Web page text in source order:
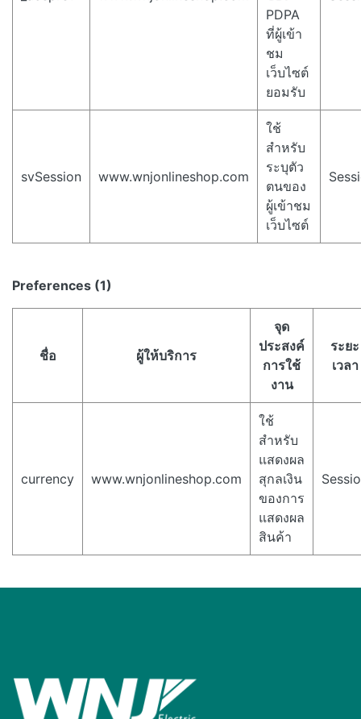
PDPA
ที่ผู้เข้า
ชม
เว็บไซต์
ยอมรับ
svSession www.wnjonlineshop.com
ใช้
สำหรับ
ระบุตัว
ตนของ
ผู้เข้าชม
เว็บไซต์
Preferences (1)
ชื่อ ผู้ให้บริการ
จุด
ประสงค์
การใช้
งาน
ระยะ
เวลา
currency www.wnjonlineshop.com
ใช้
สำหรับ
แสดงผล
สุกลเงิน
ของการ
แสดงผล
สินค้า